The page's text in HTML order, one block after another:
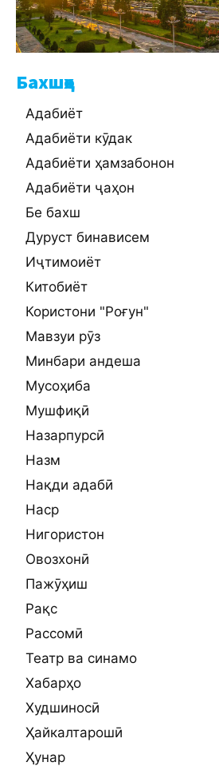
Бахшҳо
Адабиёт
Адабиёти кӯдак
Адабиёти ҳамзабонон
Адабиёти ҷаҳон
Бе бахш
Дуруст бинависем
Иҷтимоиёт
Китобиёт
Користони "Роғун"
Мавзуи рӯз
Минбари андеша
Мусоҳиба
Мушфиқӣ
Назарпурсӣ
Назм
Нақди адабӣ
Наср
Нигористон
Овозхонӣ
Пажӯҳиш
Рақс
Рассомӣ
Театр ва синамо
Хабарҳо
Худшиносӣ
Ҳайкалтарошӣ
Ҳунар